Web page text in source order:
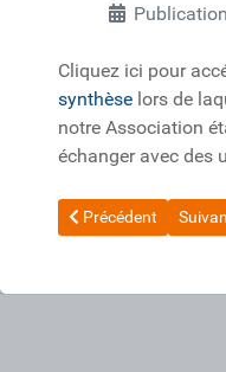
Cliquez ici pour
synthèse lors de
notre Association
échanger avec des
Article précédent :
Précédent